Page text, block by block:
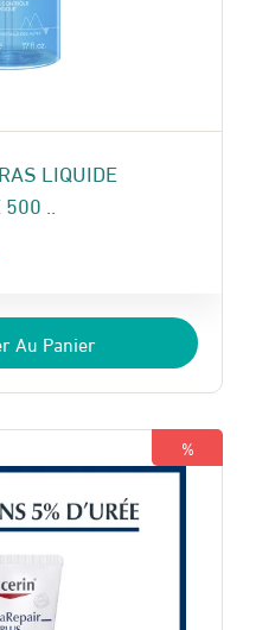
LIQUIDE
..
Au Panier
%